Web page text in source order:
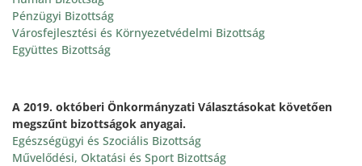
Pénzügyi Bizottság
Városfejlesztési és Környezetvédelmi Bizottság
Együttes Bizottság
A 2019. októberi Önkormányzati Választásokat követően
megszűnt bizottságok anyagai.
Egészségügyi és Szociális Bizottság
Művelődési, Oktatási és Sport Bizottság